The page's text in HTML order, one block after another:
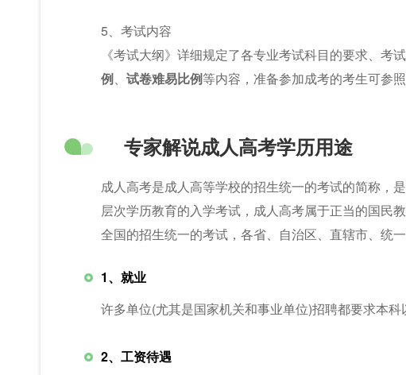
5、考试内容
《考试大纲》详细规定了各专业考试科目的要求、考
例、 试卷难易比例等内容，准备参加成考的考生可参
专家解说成人高考学历用途
成人高考是成人高等学校的招生统一的考试的简称，
层次学历教育的入学考试，成人高考属于正当的国民
全国的招生统一的考试，各省、自治区、直辖市、统一
1、就业
许多单位(尤其是国家机关和事业单位)招聘都要求本
2、工资待遇